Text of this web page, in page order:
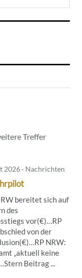
Treffer
2026 · Nachrichten
bereitet sich auf
des
vor(€)…RP
von der
NRW:
„aktuell keine
Beitrag ...